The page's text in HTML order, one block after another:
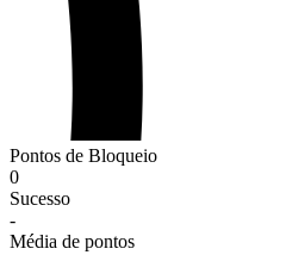
Pontos de Bloqueio
0
Sucesso
-
Média de pontos